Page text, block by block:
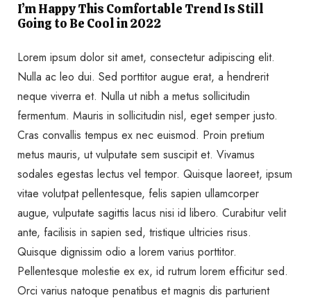
I’m Happy This Comfortable Trend Is Still
Going to Be Cool in 2022
Lorem ipsum dolor sit amet, consectetur adipiscing elit.
Nulla ac leo dui. Sed porttitor augue erat, a hendrerit
neque viverra et. Nulla ut nibh a metus sollicitudin
fermentum. Mauris in sollicitudin nisl, eget semper justo.
Cras convallis tempus ex nec euismod. Proin pretium
metus mauris, ut vulputate sem suscipit et. Vivamus
sodales egestas lectus vel tempor. Quisque laoreet, ipsum
vitae volutpat pellentesque, felis sapien ullamcorper
augue, vulputate sagittis lacus nisi id libero. Curabitur velit
ante, facilisis in sapien sed, tristique ultricies risus.
Quisque dignissim odio a lorem varius porttitor.
Pellentesque molestie ex ex, id rutrum lorem efficitur sed.
Orci varius natoque penatibus et magnis dis parturient